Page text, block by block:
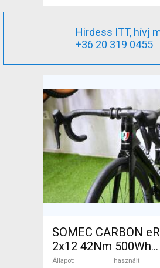
Hirdess ITT, hívj
+36 20 319 0455
SOMEC CARBON
2x12 42Nm 500Wh
Elektromos
Állapot
használt